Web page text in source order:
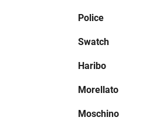
Police
Swatch
Haribo
Morellato
Moschino